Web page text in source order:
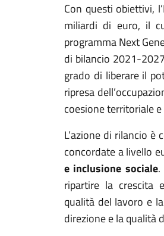
Con questi obiettivi,
miliardi di euro, il
programma Next
di bilancio 2021-
grado di liberare il
ripresa
coesione territoriale
L’azione di rilancio
concordate a livello
e inclusione sociale.
ripartire la crescita
qualità del lavoro e
direzione e la qualità